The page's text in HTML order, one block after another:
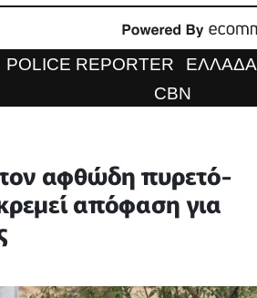
POLICE REPORTER ΕΛΛΑΔΑ
CBN
αφθώδη πυρετό-
απόφαση για